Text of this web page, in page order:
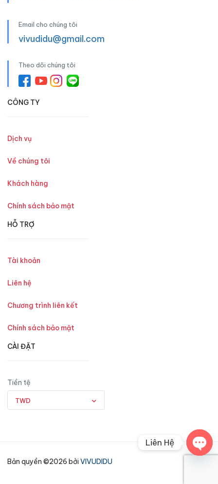
Email cho chúng tôi
vivudidu@gmail.com
Theo dõi chúng tôi
CÔNG TY
Dịch vụ
Về chúng tôi
Khách hàng
Chính sách bảo mật
HỖ TRỢ
Tài khoản
Liên hệ
Chương trình liên kết
Chính sách bảo mật
CÀI ĐẶT
Tiền tệ
TWD
Bản quyền ©2026 bởi VIVUDIDU
Liên Hệ